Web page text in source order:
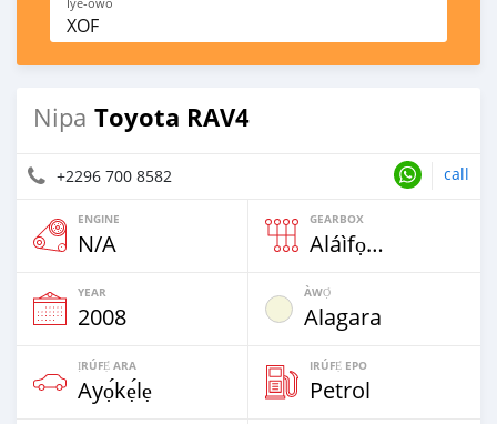
XOF
Nipa Toyota RAV4
+2296 700 8582 call
ENGINE
N/A
GEARBOX
Aláìfọwọ́yí
YEAR
2008
ÀWỌ̀
Alagara
ỊRÚFẸ́ ARA
Ayọ́kẹ́lẹ
IRÚFẸ́ EPO
Petrol